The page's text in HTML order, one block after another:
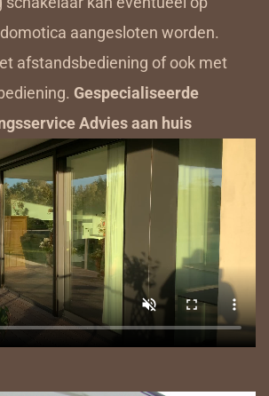
aangesloten worden.
afstandsbediening of ook met
Gespecialiseerde
Advies aan huis